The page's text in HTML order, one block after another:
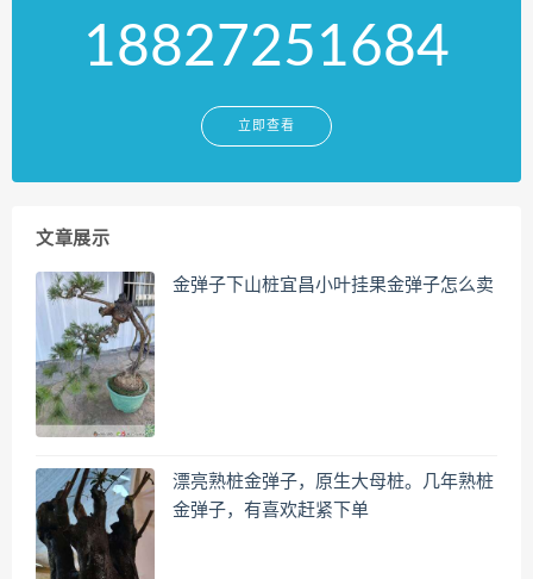
18827251684
立即查看
文章展示
金弹子下山桩宜昌小叶挂果金弹子怎么卖
漂亮熟桩金弹子，原生大母桩。几年熟桩
金弹子，有喜欢赶紧下单